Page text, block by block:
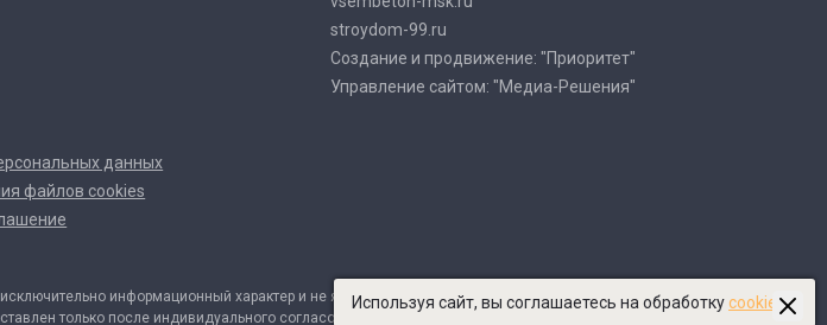
stroydom-99.ru
Создание и продвижение: "Приоритет"
Управление сайтом: "Медиа-Решения"
данных
файлов cookies
информационный характер и не являются публичной офертой в соответствии
только после индивидуального согласования всех деталей и оформляется в
Используя сайт, вы соглашаетесь на обработкуcookies